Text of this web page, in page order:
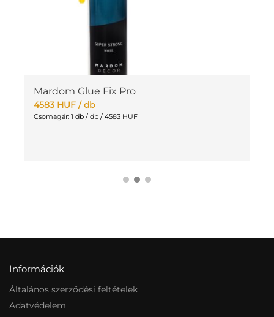
Mardom Glue Fix Pro
4583 HUF/ db
Csomagár: 1 db / db / 4583 HUF
Információk
Általános szerződési feltételek
Adatvédelem